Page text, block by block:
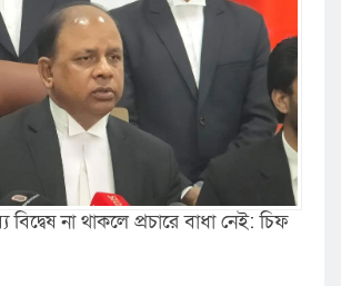
বিদ্বেষ না থাকলে প্রচারে বাধা নেই: চিফ